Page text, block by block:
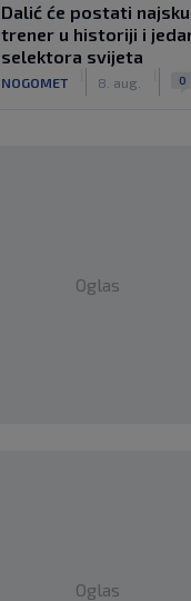
Dalić će postati
trener u historiji i
selektora svijeta
NOGOMET 8. aug. 0
Oglas
Oglas